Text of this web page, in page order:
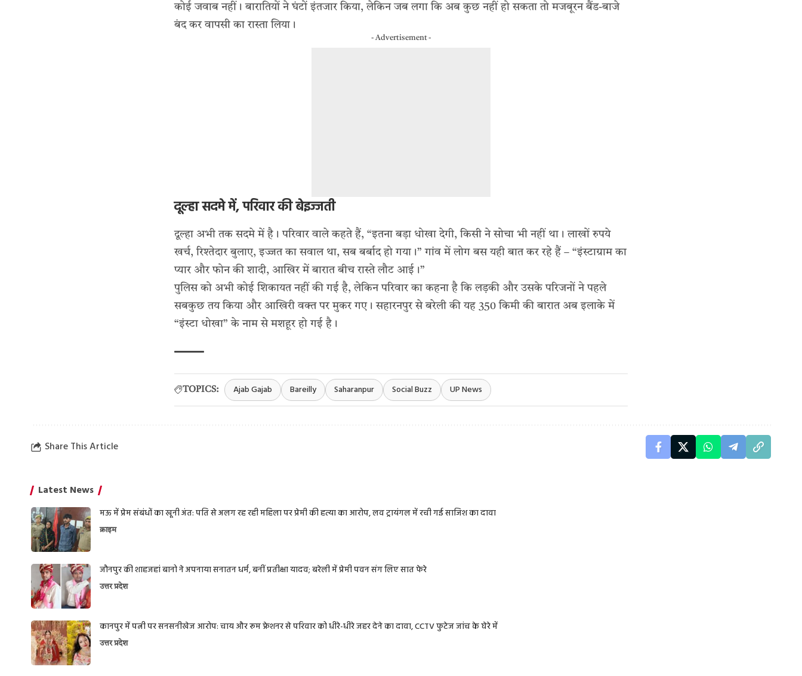
कोई जवाब नहीं। बारातियों ने घंटों इंतजार किया, लेकिन जब लगा कि अब कुछ नहीं हो सकता तो मजबूरन बैंड-बाजे
बंद कर वापसी का रास्ता लिया।
- Advertisement -
दूल्हा सदमे में, परिवार की बेइज्जती
दूल्हा अभी तक सदमे में है। परिवार वाले कहते हैं, “इतना बड़ा धोखा देगी, किसी ने सोचा भी नहीं था। लाखों रुपये
खर्च, रिश्तेदार बुलाए, इज्जत का सवाल था, सब बर्बाद हो गया।” गांव में लोग बस यही बात कर रहे हैं – “इंस्टाग्राम का
प्यार और फोन की शादी, आखिर में बारात बीच रास्ते लौट आई।”
पुलिस को अभी कोई शिकायत नहीं की गई है, लेकिन परिवार का कहना है कि लड़की और उसके परिजनों ने पहले
सबकुछ तय किया और आखिरी वक्त पर मुकर गए। सहारनपुर से बरेली की यह 350 किमी की बारात अब इलाके में
“इंस्टा धोखा” के नाम से मशहूर हो गई है।
TOPICS: Ajab Gajab Bareilly Saharanpur Social Buzz UP News
Share This Article
Latest News
मऊ में प्रेम संबंधों का खूनी अंत: पति से अलग रह रही महिला पर प्रेमी की हत्या का आरोप, लव ट्रायंगल में रची गई साजिश का दावा
क्राइम
जौनपुर की शाहजहां बानो ने अपनाया सनातन धर्म, बनीं प्रतीक्षा यादव; बरेली में प्रेमी पवन संग लिए सात फेरे
उत्तर प्रदेश
कानपुर में पत्नी पर सनसनीखेज आरोप: चाय और रूम फ्रेशनर से परिवार को धीरे-धीरे जहर देने का दावा, CCTV फुटेज जांच के घेरे में
उत्तर प्रदेश